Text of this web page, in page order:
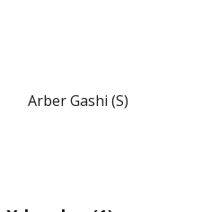
Arber Gashi (S)